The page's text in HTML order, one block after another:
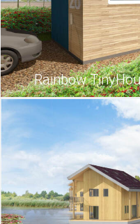
Rainbow